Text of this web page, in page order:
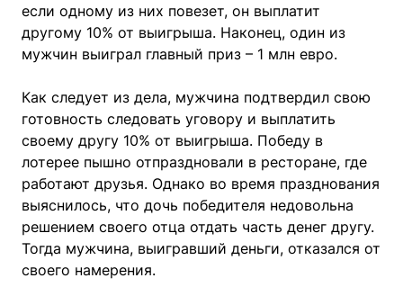
если одному из них повезет, он выплатит
другому 10% от выигрыша. Наконец, один из
мужчин выиграл главный приз – 1 млн евро.
Как следует из дела, мужчина подтвердил свою
готовность следовать уговору и выплатить
своему другу 10% от выигрыша. Победу в
лотерее пышно отпраздновали в ресторане, где
работают друзья. Однако во время празднования
выяснилось, что дочь победителя недовольна
решением своего отца отдать часть денег другу.
Тогда мужчина, выигравший деньги, отказался от
своего намерения.